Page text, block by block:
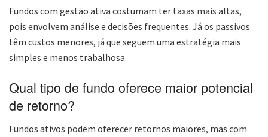
Fundos com gestão ativa costumam ter taxas mais altas,
pois envolvem análise e decisões frequentes. Já os passivos
têm custos menores, já que seguem uma estratégia mais
simples e menos trabalhosa.
Qual tipo de fundo oferece maior potencial
de retorno?
Fundos ativos podem oferecer retornos maiores, mas com